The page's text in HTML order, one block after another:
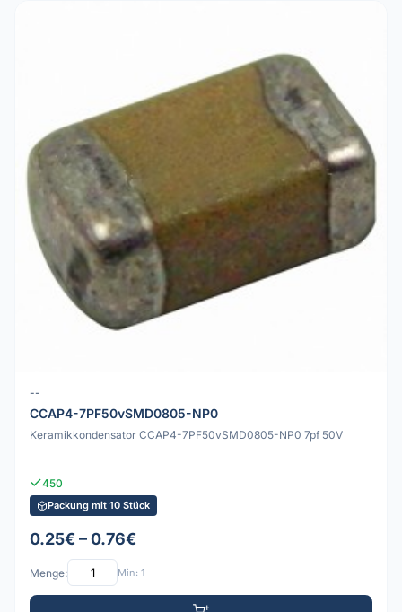
--
CCAP4-7PF50vSMD0805-NP0
Keramikkondensator CCAP4-7PF50vSMD0805-NP0 7pf 50V
450
Packung mit 10 Stück
0.25€ – 0.76€
Menge: Min: 1